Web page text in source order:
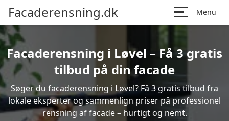
Facaderensning.dk Menu
Facaderensning i Løvel – Få 3 gratis
tilbud på din facade
Søger du facaderensning i Løvel? Få 3 gratis tilbud fra
lokale eksperter og sammenlign priser på professionel
rensning af facade – hurtigt og nemt.